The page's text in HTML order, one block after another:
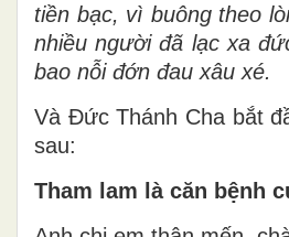
tiền bạc, vì buông theo
nhiều người đã lạc xa
bao nỗi đớn đau xâu xé.
Và Đức Thánh Cha bắt
sau:
Tham lam là căn bệnh